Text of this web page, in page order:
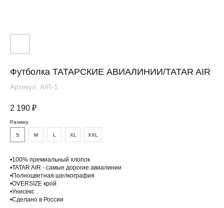
Футболка ТАТАРСКИЕ АВИАЛИНИИ/TATAR AIR
Артикул: AIR-1
2 190 ₽
Размер
S M L XL XXL
•100% премиальный хлопок
•TATAR AIR - самые дорогие авиалинии
•Полноцветная шелкография
•OVERSIZE крой
•Унисекс
•Сделано в России
Вам понравится